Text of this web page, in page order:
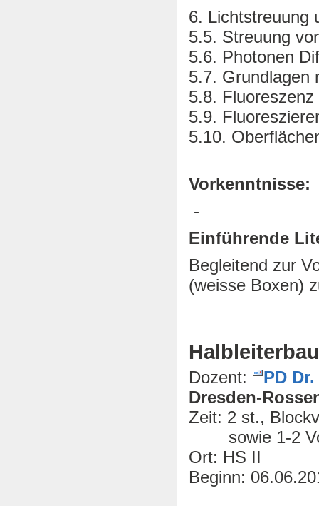
6. Lichtstreuung
5.5. Streuung
5.6. Photonen
5.7. Grundlagen
5.8.
5.9.
5.10.
Vorkenntnisse:
-
Einführende
Begleitend zur
(weisse Boxen)
Dozent:
PD
Dresden-
Zeit: 2 st.,
sowie 1-2
Ort: HS II
Beginn: